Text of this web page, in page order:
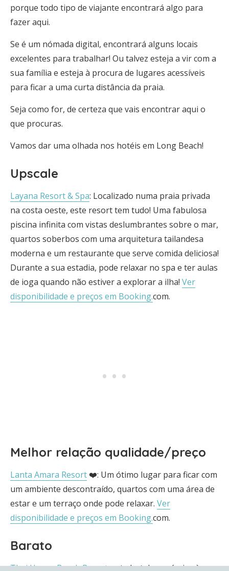
porque todo tipo de viajante encontrará algo para
fazer aqui.
Se é um nómada digital, encontrará alguns locais
excelentes para trabalhar! Ou talvez esteja a vir com a
sua família e esteja à procura de lugares acessíveis
para ficar a uma curta distância da praia.
Seja como for, de certeza que vais encontrar aqui o
que procuras.
Vamos dar uma olhada nos hotéis em Long Beach!
Upscale
Layana Resort & Spa: Localizado numa praia privada
na costa oeste, este resort tem tudo! Uma fabulosa
piscina infinita com vistas deslumbrantes sobre o mar,
quartos soberbos com uma arquitetura tailandesa
moderna e um restaurante que serve comida deliciosa!
Durante a sua estadia, pode relaxar no spa e ter aulas
de ioga quando não estiver a explorar a ilha! Ver
disponibilidade e preços em Booking.com.
Melhor relação qualidade/preço
Lanta Amara Resort ❤️: Um ótimo lugar para ficar com
um ambiente descontraído, quartos com uma área de
estar e um terraço onde pode relaxar. Ver
disponibilidade e preços em Booking.com.
Barato
Thai House Beach Resort: este hotel económico à